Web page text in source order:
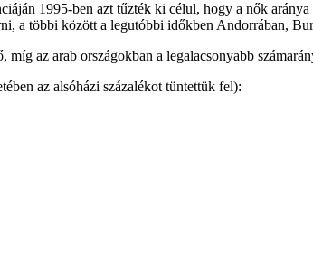
1995-ben azt tűzték ki célul, hogy a nők
a többi között a legutóbbi időkben Andorrában,
az arab országokban a legalacsonyabb
az alsóházi százalékot tüntettük fel):